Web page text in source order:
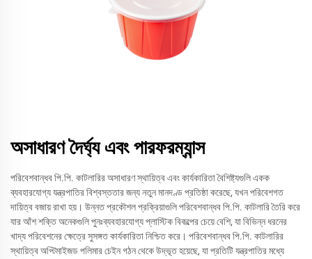
অসাধারণ দৈর্ঘ্য এবং পারফরম্যান্স
পরিবেশবান্ধব পি.পি. কাটলারির অসাধারণ স্থায়িত্ব এবং কার্যকারিতা বৈশিষ্ট্যগুলি একক
ব্যবহারযোগ্য যন্ত্রপাতির বিশ্বস্ততার জন্য নতুন মানদণ্ড প্রতিষ্ঠা করেছে, যখন পরিবেশগত
দায়িত্ব বজায় রাখা হয়। উন্নত প্রকৌশল প্রক্রিয়াগুলি পরিবেশবান্ধব পি.পি. কাটলারি তৈরি করে
যার আঁশ শক্তি অনেকগুলি পুনঃব্যবহারযোগ্য প্লাস্টিক বিকল্পের চেয়ে বেশি, যা বিভিন্ন ধরনের
খাদ্য পরিবেশনের ক্ষেত্রে সুসঙ্গত কার্যকারিতা নিশ্চিত করে। পরিবেশবান্ধব পি.পি. কাটলারির
স্থায়িত্ব অপ্টিমাইজড পলিমার চেইন গঠন থেকে উদ্ভূত হয়েছে, যা প্রতিটি যন্ত্রপাতির মধ্যে